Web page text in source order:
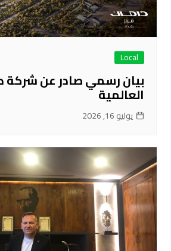
Local
بيان رسمي صادر عن شركة
العالمية
يوليو 16, 2026